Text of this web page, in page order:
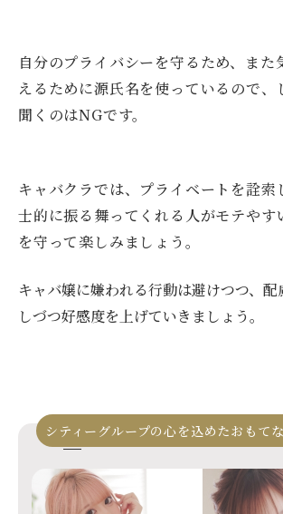
自分のプライバシーを守るため、また
えるために源氏名を使っているので、
聞くのはNGです。
キャバクラでは、プライベートを詮索
士的に振る舞ってくれる人がモテやす
を守って楽しみましょう。
キャバ嬢に嫌われる行動は避けつつ、
しづつ好感度を上げていきましょう。
シティーグループの心を込めたおもて